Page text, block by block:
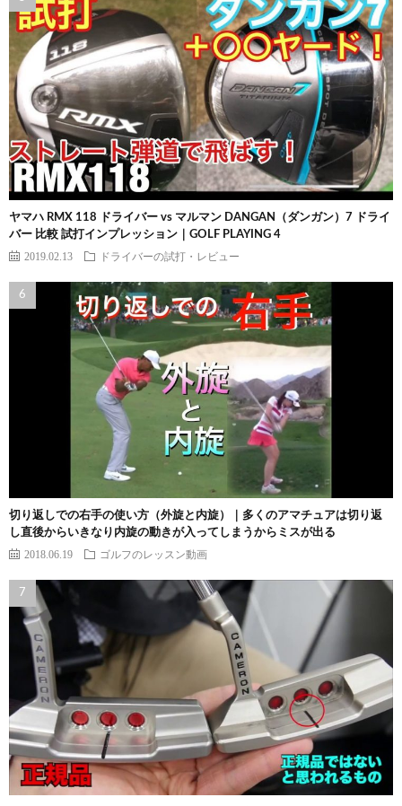
ヤマハ RMX 118 ドライバー vs マルマン DANGAN（ダンガン）7 ドライ
バー 比較 試打インプレッション｜GOLF PLAYING 4
2019.02.13 ドライバーの試打・レビュー
切り返しでの右手の使い方（外旋と内旋）｜多くのアマチュアは切り返
し直後からいきなり内旋の動きが入ってしまうからミスが出る
2018.06.19 ゴルフのレッスン動画